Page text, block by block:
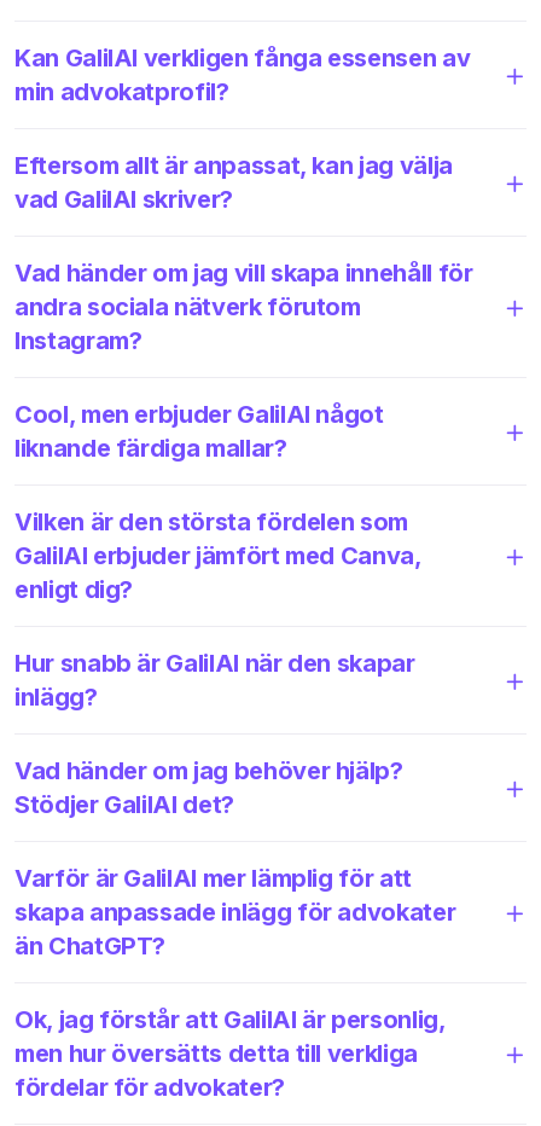
Kan GalilAI verkligen fånga essensen av
min advokatprofil?
Eftersom allt är anpassat, kan jag välja
vad GalilAI skriver?
Vad händer om jag vill skapa innehåll för
andra sociala nätverk förutom
Instagram?
Cool, men erbjuder GalilAI något
liknande färdiga mallar?
Vilken är den största fördelen som
GalilAI erbjuder jämfört med Canva,
enligt dig?
Hur snabb är GalilAI när den skapar
inlägg?
Vad händer om jag behöver hjälp?
Stödjer GalilAI det?
Varför är GalilAI mer lämplig för att
skapa anpassade inlägg för advokater
än ChatGPT?
Ok, jag förstår att GalilAI är personlig,
men hur översätts detta till verkliga
fördelar för advokater?